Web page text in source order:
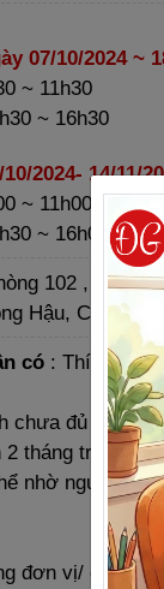
07/10/2024 ~
~ 11h30
~ 16h30
2024- 14/11/
~ 11h00
~ 16h00
102 , Khu
Hậu, Cầu Giấy,
có : Thí sinh
chưa đủ tuổi
2 tháng trở lại
nhờ người
đơn vị/ cá